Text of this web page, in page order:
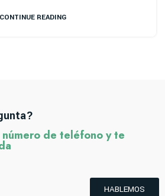
CONTINUE READING
de teléfono y te
HABLEMOS